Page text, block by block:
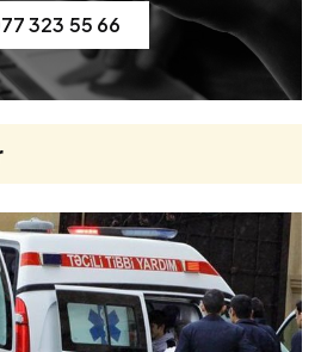
323 55 66